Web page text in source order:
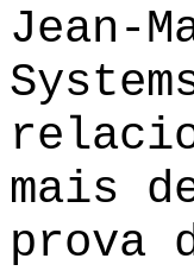
Jean-
mais
prova